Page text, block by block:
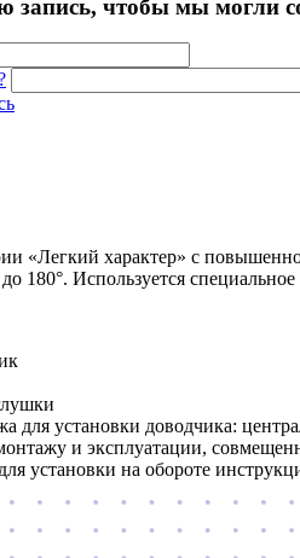
запись, чтобы мы могли
«Легкий характер» с
180°. Используется
для установки доводчика:
и эксплуатации,
установки на обороте